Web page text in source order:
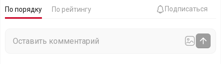
По порядку По рейтингу Подписаться